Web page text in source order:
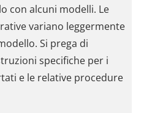
con alcuni modelli. Le
variano leggermente
Si prega di
specifiche per i
e le relative procedure